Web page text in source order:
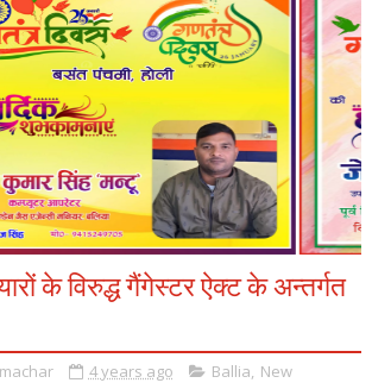
के विरुद्ध गैंगेस्टर ऐक्ट के अन्तर्गत
4 years ago Ballia, New